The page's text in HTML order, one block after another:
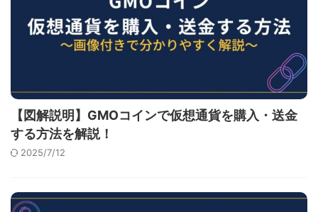
【図解説明】GMOコインで仮想通貨を購入・送金
する方法を解説！
2025/7/12